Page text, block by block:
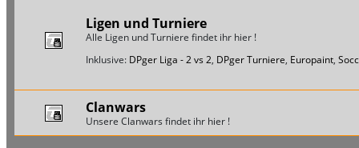
Ligen und Turniere
Alle Ligen und Turniere findet ihr hier !
Inklusive: DPger Liga - 2 vs 2, DPger Turniere, Europaint,
Clanwars
Unsere Clanwars findet ihr hier !